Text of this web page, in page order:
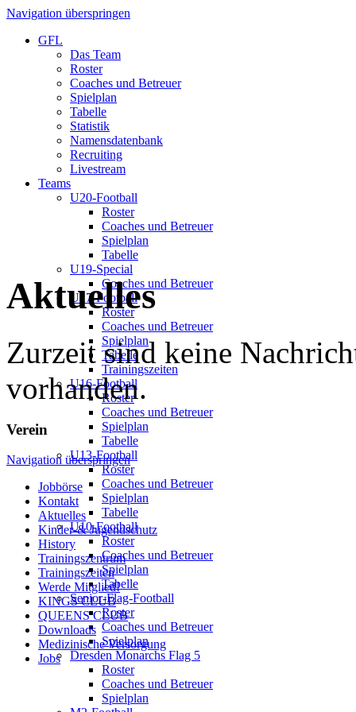
Navigation überspringen
GFL
Das Team
Roster
Coaches und Betreuer
Spielplan
Tabelle
Statistik
Namensdatenbank
Recruiting
Livestream
Teams
U20-Football
Roster
Coaches und Betreuer
Spielplan
Tabelle
U19-Special
Coaches und Betreuer
U17-Football
Roster
Coaches und Betreuer
Spielplan
Tabelle
Trainingszeiten
U16-Football
Roster
Coaches und Betreuer
Spielplan
Tabelle
U13-Football
Roster
Coaches und Betreuer
Spielplan
Tabelle
U10-Football
Roster
Coaches und Betreuer
Spielplan
Tabelle
Senior-Flag-Football
Roster
Coaches und Betreuer
Spielplan
Dresden Monarchs Flag 5
Roster
Coaches und Betreuer
Spielplan
Aktuelles
Zurzeit sind keine
vorhanden.
Verein
Navigation überspringen
Jobbörse
Kontakt
Aktuelles
Kinder-& Jugendschutz
History
Trainingszentrum
Trainingszeiten
Werde Mitglied!
KINGS CLUB
QUEENS CLUB
Downloads
Medizinische Versorgung
Jobs